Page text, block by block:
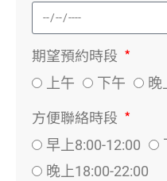
期望預約時段
上午 下午 晚
方便聯絡時段
早上8:00-12:00
晚上18:00-22:00